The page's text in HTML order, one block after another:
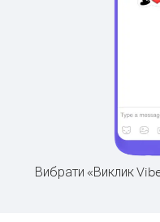
Вибрати «Виклик